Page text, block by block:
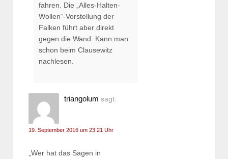
fahren. Die „Alles-Halten-
Wollen“-Vorstellung der
Falken führt aber direkt
gegen die Wand. Kann man
schon beim Clausewitz
nachlesen.
triangolum sagt:
19. September 2016 um 23:21 Uhr
„Wer hat das Sagen in